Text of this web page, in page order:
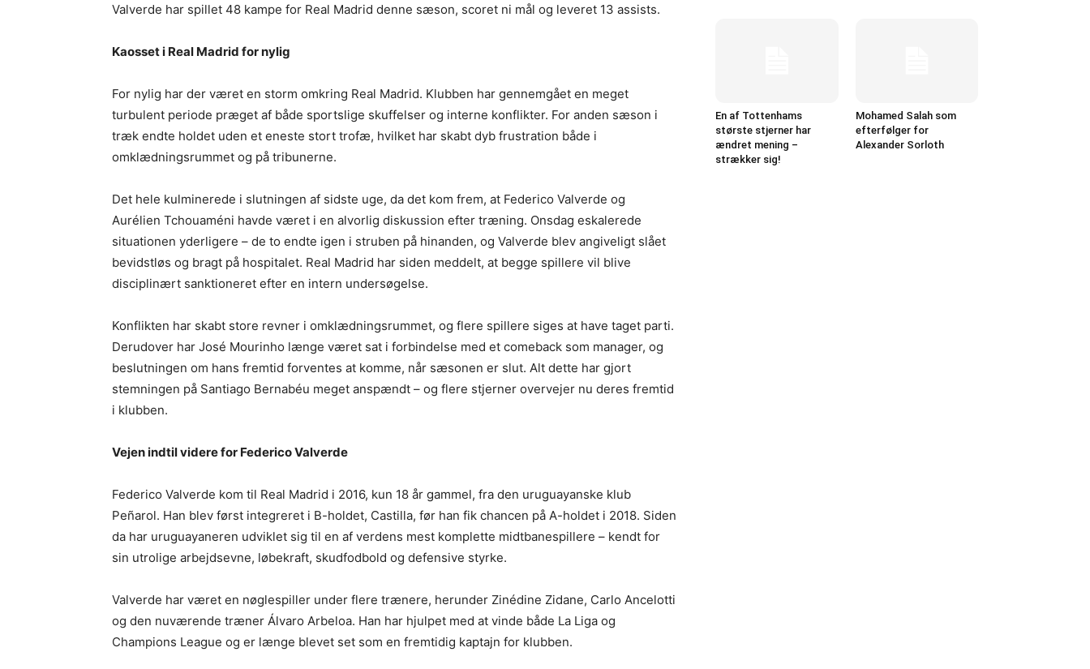
Valverde har spillet 48 kampe for Real Madrid denne sæson, scoret ni mål og leveret 13 assists.
Kaosset i Real Madrid for nylig
For nylig har der været en storm omkring Real Madrid. Klubben har gennemgået en meget
turbulent periode præget af både sportslige skuffelser og interne konflikter. For anden sæson i
træk endte holdet uden et eneste stort trofæ, hvilket har skabt dyb frustration både i
omklædningsrummet og på tribunerne.
Det hele kulminerede i slutningen af sidste uge, da det kom frem, at Federico Valverde og
Aurélien Tchouaméni havde været i en alvorlig diskussion efter træning. Onsdag eskalerede
situationen yderligere – de to endte igen i struben på hinanden, og Valverde blev angiveligt slået
bevidstløs og bragt på hospitalet. Real Madrid har siden meddelt, at begge spillere vil blive
disciplinært sanktioneret efter en intern undersøgelse.
Konflikten har skabt store revner i omklædningsrummet, og flere spillere siges at have taget parti.
Derudover har José Mourinho længe været sat i forbindelse med et comeback som manager, og
beslutningen om hans fremtid forventes at komme, når sæsonen er slut. Alt dette har gjort
stemningen på Santiago Bernabéu meget anspændt – og flere stjerner overvejer nu deres fremtid
i klubben.
Vejen indtil videre for Federico Valverde
Federico Valverde kom til Real Madrid i 2016, kun 18 år gammel, fra den uruguayanske klub
Peñarol. Han blev først integreret i B-holdet, Castilla, før han fik chancen på A-holdet i 2018. Siden
da har uruguayaneren udviklet sig til en af verdens mest komplette midtbanespillere – kendt for
sin utrolige arbejdsevne, løbekraft, skudfodbold og defensive styrke.
Valverde har været en nøglespiller under flere trænere, herunder Zinédine Zidane, Carlo Ancelotti
og den nuværende træner Álvaro Arbeloa. Han har hjulpet med at vinde både La Liga og
Champions League og er længe blevet set som en fremtidig kaptajn for klubben.
En af Tottenhams
største stjerner har
ændret mening –
strækker sig!
Mohamed Salah som
efterfølger for
Alexander Sorloth